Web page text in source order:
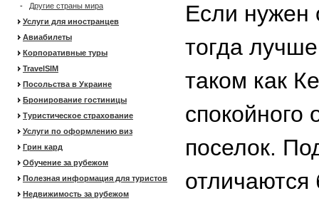
- Другие страны мира
Услуги для иностранцев
Авиабилеты
Корпоративные туры
TravelSIM
Посольства в Украине
Бронирование гостиницы
Туристическое страхование
Услуги по оформлению виз
Грин кард
Обучение за рубежом
Полезная информация для туристов
Недвижимость за рубежом
Если нужен
тогда
таком как
поселок.